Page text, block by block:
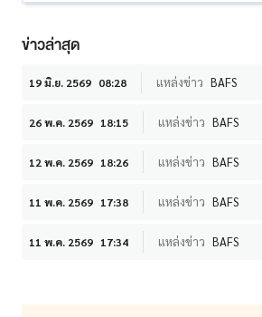
ข่าวล่าสุด
19 มิ.ย. 2569 08:28 แหล่งข่าว BAFS
26 พ.ค. 2569 18:15 แหล่งข่าว BAFS
12 พ.ค. 2569 18:26 แหล่งข่าว BAFS
11 พ.ค. 2569 17:38 แหล่งข่าว BAFS
11 พ.ค. 2569 17:34 แหล่งข่าว BAFS